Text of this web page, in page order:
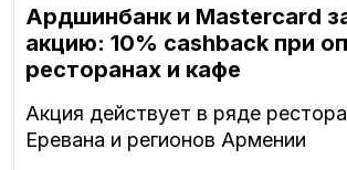
Ардшинбанк и Mastercard
акцию: 10% cashback при
ресторанах и кафе
Акция действует в ряде
Еревана и регионов Армении